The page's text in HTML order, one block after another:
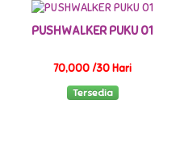
PUSHWALKER PUKU 01
70,000 /30 Hari
Tersedia